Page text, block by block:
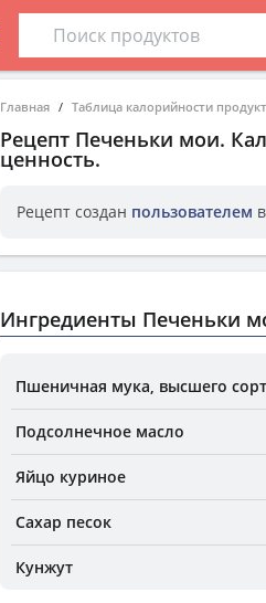
Главная Таблица калорийности
Рецепт Печеньки мои.
ценность.
Рецепт создан пользователем
Ингредиенты Печеньки
Пшеничная мука, высшего
Подсолнечное масло
Яйцо куриное
Сахар песок
Кунжут